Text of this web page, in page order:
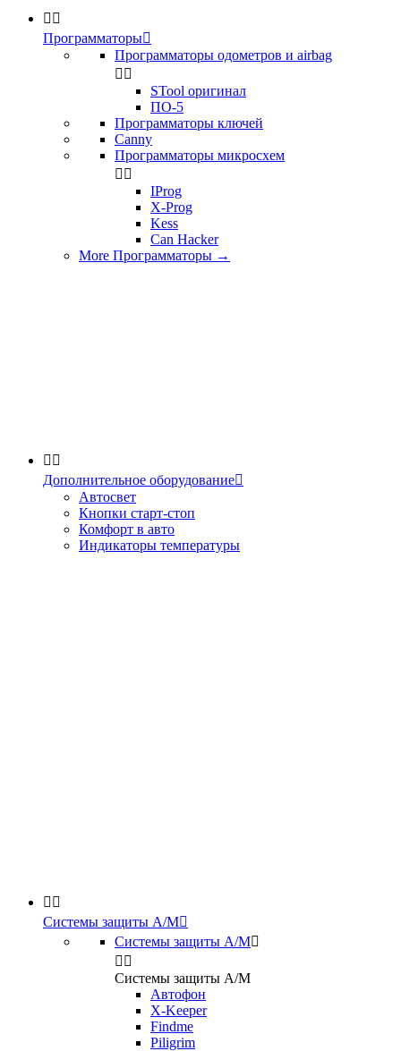
 
Программаторы
Программаторы одометров и airbag
 
STool оригинал
ПО-5
Программаторы ключей
Canny
Программаторы микросхем
 
IProg
X-Prog
Kess
Can Hacker
More Программаторы →
 
Дополнительное оборудование
Автосвет
Кнопки старт-стоп
Комфорт в авто
Индикаторы температуры
 
Системы защиты А/М
Системы защиты А/М
 
Системы защиты А/М
Автофон
X-Keeper
Findme
Piligrim